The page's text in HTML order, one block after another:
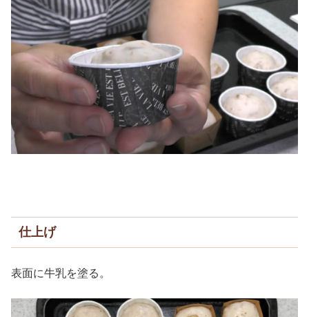
仕上げ
表面に牛乳を塗る。